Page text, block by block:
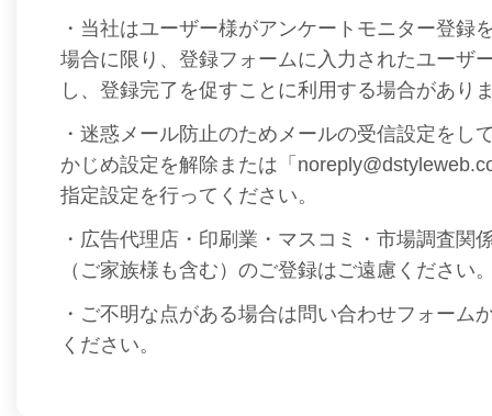
・当社はユーザー様がアンケートモニター登録
場合に限り、登録フォームに入力されたユーザ
し、登録完了を促すことに利用する場合があり
・迷惑メール防止のためメールの受信設定をし
かじめ設定を解除または「
指定設定を行ってください。
・広告代理店・印刷業・マスコミ・市場調査関
（ご家族様も含む）のご登録はご遠慮ください
・ご不明な点がある場合は問い合わせフォーム
ください。